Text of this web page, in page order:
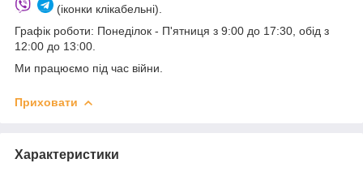
(іконки клікабельні).
Графік роботи: Понеділок - П'ятниця з 9:00 до 17:30, обід з
12:00 до 13:00.
Ми працюємо під час війни.
Приховати
Характеристики